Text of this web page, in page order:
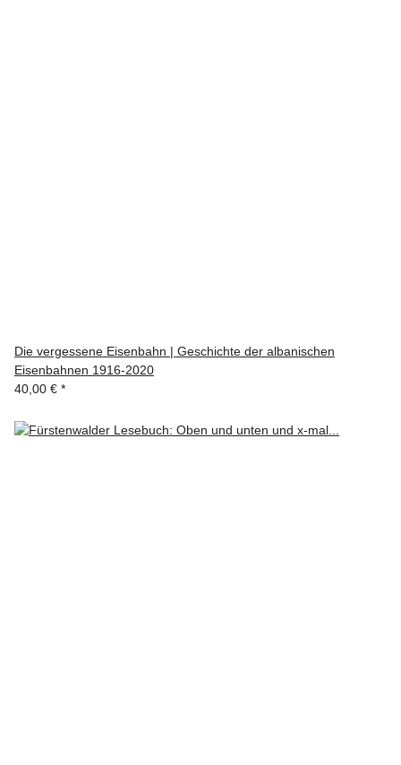
Die vergessene Eisenbahn | Geschichte der albanischen
Eisenbahnen 1916-2020
40,00 € *